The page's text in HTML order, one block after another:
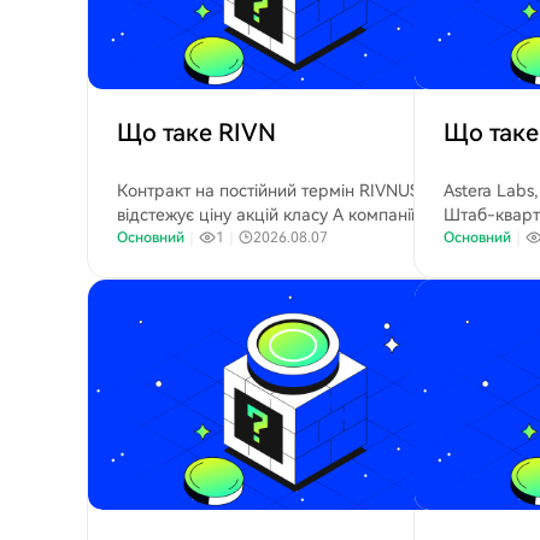
Що таке RIVN
Контракт на постійний термін RIVNUSDT
відстежує ціну акцій класу A компанії Rivian
Automotive, Inc. (Nasdaq: RIVN), виробника
Основний 1 2026.08.07
Що
Astera Labs,
Штаб-
з'єднання
хмарної
інтелекту
Основний｜